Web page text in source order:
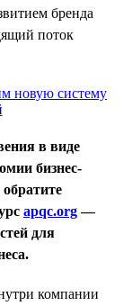
бренда
поток
в виде
бизнес-
apqc.org—
для
компании